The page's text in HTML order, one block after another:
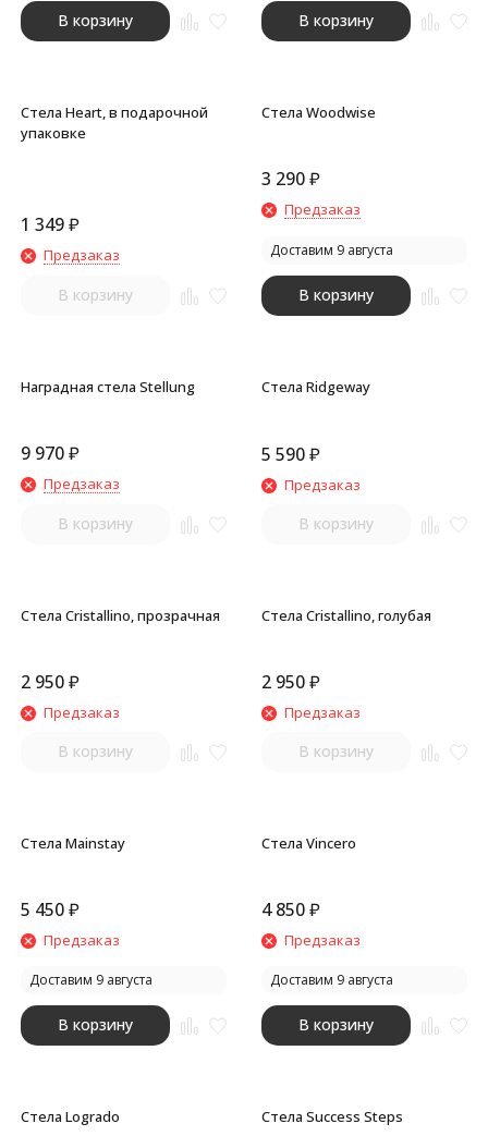
В корзину В корзину
Стела Heart, в подарочной
упаковке
1 349₽
Предзаказ
В корзину
Стела Woodwise
3 290₽
Предзаказ
Доставим 9 августа
В корзину
Наградная стела Stellung
9 970₽
Предзаказ
В корзину
Стела Ridgeway
5 590₽
Предзаказ
В корзину
Стела Cristallino, прозрачная
2 950₽
Предзаказ
В корзину
Стела Cristallino, голубая
2 950₽
Предзаказ
В корзину
Стела Mainstay
5 450₽
Предзаказ
Доставим 9 августа
В корзину
Стела Vincero
4 850₽
Предзаказ
Доставим 9 августа
В корзину
Стела Logrado Стела Success Steps